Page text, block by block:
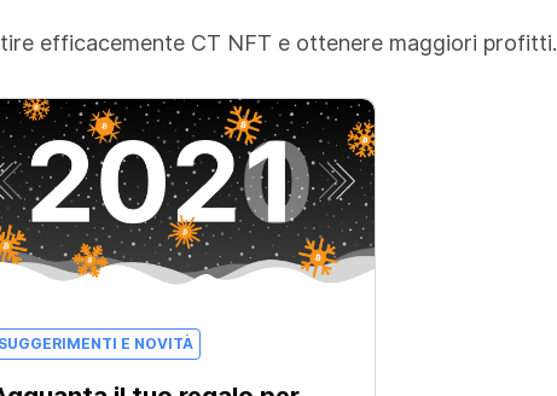
efficacemente CT NFT e ottenere maggiori profitti.
SUGGERIMENTI E NOVITÀ